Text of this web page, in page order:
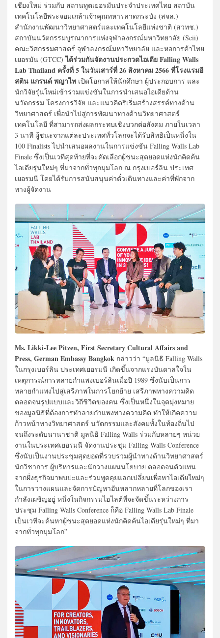
เชียงใหม่ ร่วมกับ สถานทูตเยอรมันประจำประเทศไทย สถาบัน
เทคโนโลยีพระจอมเกล้าเจ้าคุณทหารลาดกระบัง (สจล.)
สำนักงานพัฒนาวิทยาศาสตร์และเทคโนโลยีแห่งชาติ (สวทช.)
สถาบันนวัตกรรมบูรณาการแห่งจุฬาลงกรณ์มหาวิทยาลัย (Scii)
คณะวิศกรรมศาสตร์ จุฬาลงกรณ์มหาวิทยาลัย และหอการค้าไทย
เยอรมัน (GTCC)ได้ร่วมกันจัดงานประกวดไอเดีย Falling Walls
Lab Thailand ครั้งที่ 5 ในวันเสาร์ที่ 26 สิงหาคม 2566 ที่โรงแรมอี
สติน แกรนด์ พญาไท เปิดโอกาสให้นักศึกษา ผู้ประกอบการ และ
นักวิจัยรุ่นใหม่เข้าร่วมแข่งขันในการนำเสนอไอเดียด้าน
นวัตกรรม โครงการวิจัย และแนวคิดริเริ่มสร้างสรรค์ทางด้าน
วิทยาศาสตร์ เพื่อนำไปสู่การพัฒนาทางด้านวิทยาศาสตร์
เทคโนโลยี ที่สามารถส่งผลกระทบเชิงบวกต่อสังคม ภายในเวลา
3 นาที ผู้ชนะจากแต่ละประเทศทั่วโลกจะได้รับสิทธิเป็นหนึ่งใน
100 Finalists ไปนำเสนอผลงานในการแข่งขัน Falling Walls Lab
Finale ซึ่งเป็นเวทีสุดท้ายที่จะคัดเลือกผู้ชนะสุดยอดแห่งนักคิดค้น
ไอเดียรุ่นใหม่ๆ ที่มาจากทั่วทุกมุมโลก ณ กรุงเบอร์ลิน ประเทศ
เยอรมนี โดยได้รับการสนับสนุนค่าตั๋วเดินทางและค่าที่พักจาก
ทางผู้จัดงาน
Ms. Likki-Lee Pitzen, First Secretary Cultural Affairs and
Press, German Embassy Bangkok กล่าวว่า “มูลนิธิ Falling Walls
ในกรุงเบอร์ลิน ประเทศเยอรมนี เกิดขึ้นจากแรงบันดาลใจใน
เหตุการณ์การทลายกำแพงเบอร์ลินเมื่อปี 1989 ซึ่งนับเป็นการ
ทลายกำแพงไปสู่เสรีภาพในการโยกย้าย เสรีภาพทางความคิด
ตลอดจนรูปแบบและวิถีชิวิตของคน ซึ่งเป็นหนึ่งในจุดมุ่งหมาย
ของมูลนิธิที่ต้องการทำลายกำแพงทางความคิด ทำให้เกิคความ
ก้าวหน้าทางวิทยาศาสตร์ นวัตกรรมและสังคมทั้งในท้องถิ่นไป
จนถึงระดับนานาชาติ มูลนิธิ Falling Walls ร่วมกับหลายๆ หน่วย
งานในประเทศเยอรมนี จัดงานประชุม Falling Walls Conference
ซึ่งนับเป็นงานประชุมสุดยอดที่รวบรวมผู้นำทางด้านวิทยาศาสตร์
นักวิชาการ ผู้บริหารและนักวางแผนนโยบาย ตลอดจนตัวแทน
จากฝั่งธุรกิจมาพบปะและร่วมพูดคุยแลกเปลี่ยนเพื่อหาไอเดียใหม่ๆ
ในการวางแผนและจัดการปัญหาอันหลากหลายที่โลกของเรา
กำลังเผชิญอยู่ หนึ่งในกิจกรรมไฮไลต์ที่จะจัดขึ้นระหว่างการ
ประชุม Falling Walls Conference ก็คือ Falling Walls Lab Finale
เป็นเวทีจะค้นหาผู้ชนะสุดยอดแห่งนักคิดค้นไอเดียรุ่นใหม่ๆ ที่มา
จากทั่วทุกมุมโลก”